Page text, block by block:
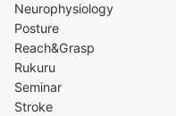
Neurophysiology
Posture
Reach&Grasp
Rukuru
Seminar
Stroke